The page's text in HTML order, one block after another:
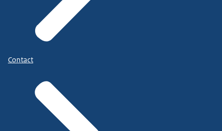
Contact